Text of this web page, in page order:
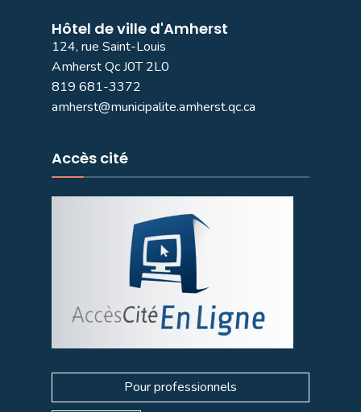
Hôtel de ville d'Amherst
124, rue Saint-Louis
Amherst Qc J0T 2L0
819 681-3372
amherst@municipalite.amherst.qc.ca
Accès cité
Pour professionnels